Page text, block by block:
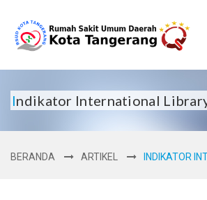
Indikator International
BERANDA ARTIKEL INDIKATOR